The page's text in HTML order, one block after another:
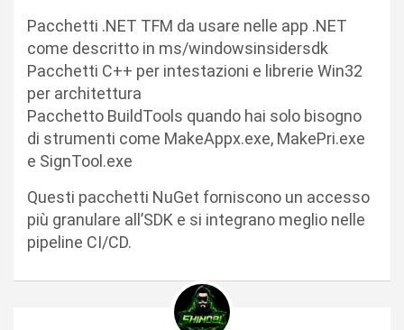
Pacchetti .NET TFM da usare nelle app .NET
come descritto in ms/windowsinsidersdk
Pacchetti C++ per intestazioni e librerie Win32
per architettura
Pacchetto BuildTools quando hai solo bisogno
di strumenti come MakeAppx.exe, MakePri.exe
e SignTool.exe
Questi pacchetti NuGet forniscono un accesso
più granulare all’SDK e si integrano meglio nelle
pipeline CI/CD.